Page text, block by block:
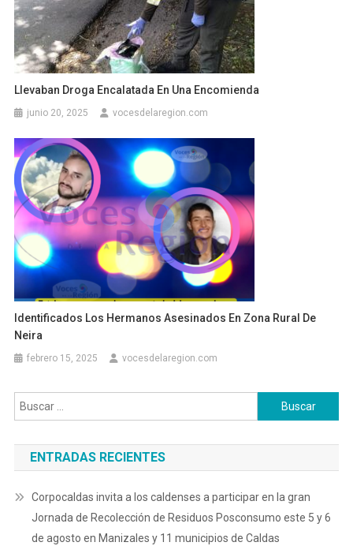
Llevaban Droga Encalatada En Una Encomienda
junio 20, 2025 vocesdelaregion.com
Identificados Los Hermanos Asesinados En Zona Rural De
Neira
febrero 15, 2025 vocesdelaregion.com
Buscar:
ENTRADAS RECIENTES
Corpocaldas invita a los caldenses a participar en la gran
Jornada de Recolección de Residuos Posconsumo este 5 y 6
de agosto en Manizales y 11 municipios de Caldas